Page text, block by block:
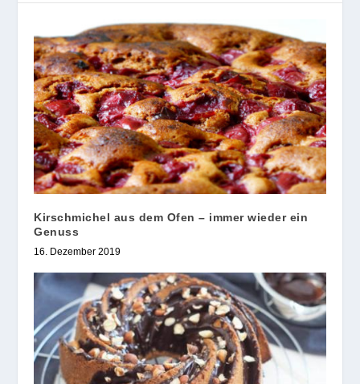
Kirschmichel aus dem Ofen – immer wieder ein
Genuss
16. Dezember 2019